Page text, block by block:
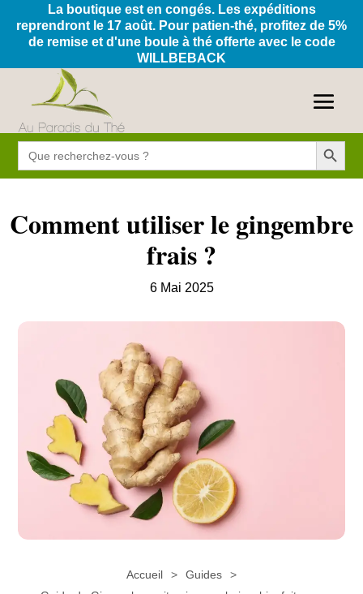
La boutique est en congés. Les expéditions
reprendront le 17 août. Pour patien-thé, profitez de 5%
de remise et d'une boule à thé offerte avec le code
WILLBEBACK
Search
for:
Search Button
Comment utiliser le gingembre
frais ?
6 Mai 2025
Accueil
Guides